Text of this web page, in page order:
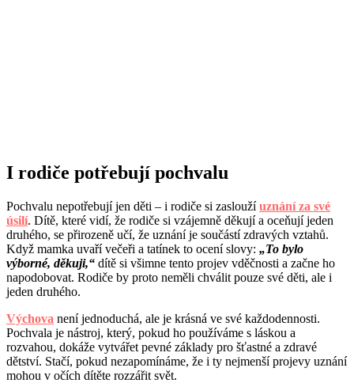
I rodiče potřebují pochvalu
Pochvalu nepotřebují jen děti – i rodiče si zasloužíuznání za své
úsilí. Dítě, které vidí, že rodiče si vzájemně děkují a oceňují jeden
druhého, se přirozeně učí, že uznání je součástí zdravých vztahů.
Když mamka uvaří večeři a tatínek to ocení slovy: „To bylo
výborné, děkuji,“ dítě si všimne tento projev vděčnosti a začne ho
napodobovat. Rodiče by proto neměli chválit pouze své děti, ale i
jeden druhého.
Výchova není jednoduchá, ale je krásná ve své každodennosti.
Pochvala je nástroj, který, pokud ho používáme s láskou a
rozvahou, dokáže vytvářet pevné základy pro šťastné a zdravé
dětství. Stačí, pokud nezapomínáme, že i ty nejmenší projevy uznání
mohou v očích dítěte rozzářit svět.